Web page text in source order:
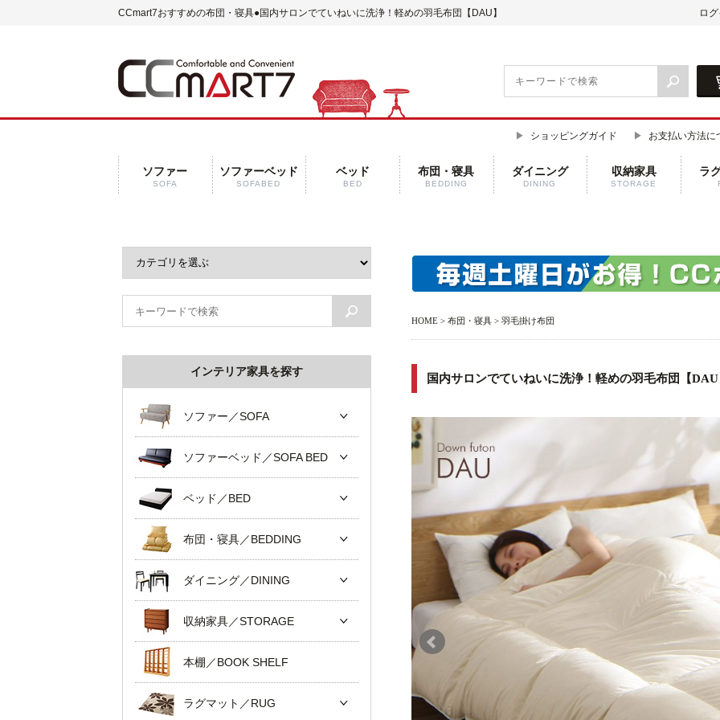
CCmart7おすすめの布団・寝具●国内サロンでていねいに洗浄！軽めの羽毛布団【DAU】 ロ
ショッピングガイド お支払い方法に
ソファー
SOFA
ソファーベッド
SOFABED
ベッド
BED
布団・寝具
BEDDING
ダイニング
DINING
収納家具
STORAGE
ラ
HOME > 布団・寝具 > 羽毛掛け布団
国内サロンでていねいに洗浄！軽めの羽毛布団【
インテリア家具を探す
ソファー／SOFA
ソファーベッド／SOFA BED
ベッド／BED
布団・寝具／BEDDING
ダイニング／DINING
収納家具／STORAGE
本棚／BOOK SHELF
ラグマット／RUG